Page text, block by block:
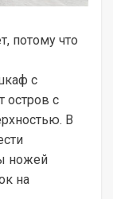
потому что
с
остров с
В
ножей
на